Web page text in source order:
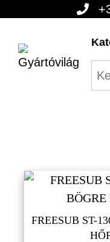
tartalomba
FREESUB ST-